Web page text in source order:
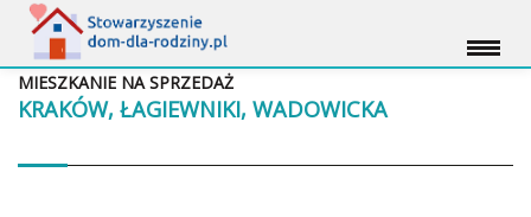
KRAKÓW, ŁAGIEWNIKI, WADOWICKA
MIESZKANIE NA SPRZEDAŻ